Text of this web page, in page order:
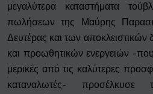
μεγαλύτερα καταστήματα
πωλήσεων της Μαύρης
Δευτέρας και των
και προωθητικών ενεργειών -
μερικές από τις καλύτερες
καταναλωτές-